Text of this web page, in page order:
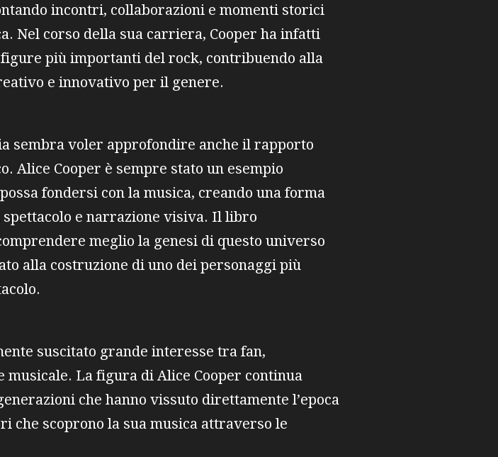
incontri, collaborazioni e momenti storici
Nel corso della sua carriera, Cooper ha infatti
più importanti del rock, contribuendo alla
e innovativo per il genere.
sembra voler approfondire anche il rapporto
Alice Cooper è sempre stato un esempio
fondersi con la musica, creando una forma
e narrazione visiva. Il libro
meglio la genesi di questo universo
alla costruzione di uno dei personaggi più
suscitato grande interesse tra fan,
La figura di Alice Cooper continua
che hanno vissuto direttamente l’epoca
che scoprono la sua musica attraverso le